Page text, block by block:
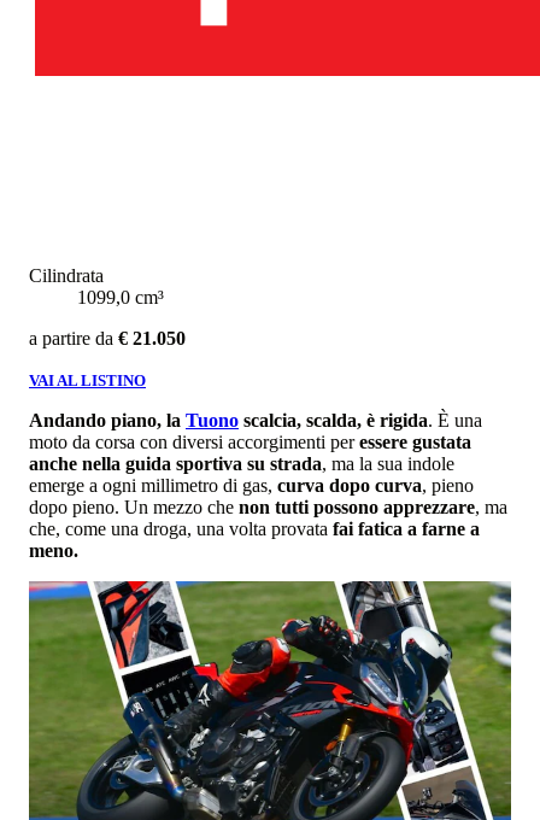
Cilindrata
1099,0 cm³
a partire da € 21.050
VAI AL LISTINO
Andando piano, la Tuono scalcia, scalda, è rigida. È una
moto da corsa con diversi accorgimenti peressere gustata
anche nella guida sportiva su strada, ma la sua indole
emerge a ogni millimetro di gas, curva dopo curva, pieno
dopo pieno. Un mezzo che non tutti possono apprezzare, ma
che, come una droga, una volta provata fai fatica a farne a
meno.